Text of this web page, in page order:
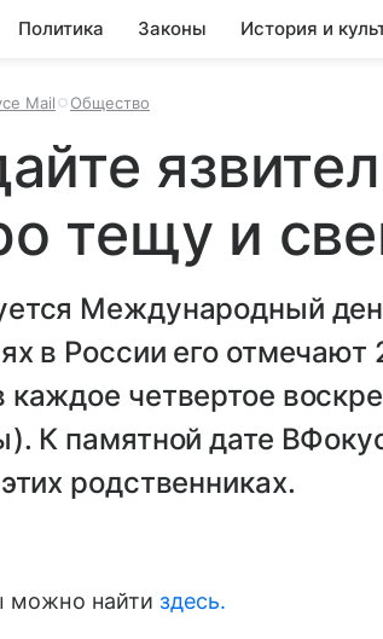
Политика Законы История и
Mail Общество
тещу и
Международный
в России его отмечают
четвертое
К памятной дате
родственниках.
можно найти здесь.